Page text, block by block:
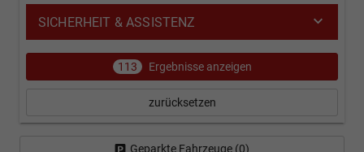
SICHERHEIT & ASSISTENZ
113 Ergebnisse anzeigen
zurücksetzen
Geparkte Fahrzeuge (0)